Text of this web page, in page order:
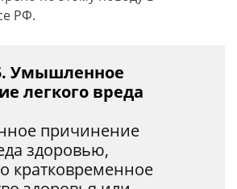
РФ.
Умышленное
легкого вреда
причинение
здоровью,
кратковременное